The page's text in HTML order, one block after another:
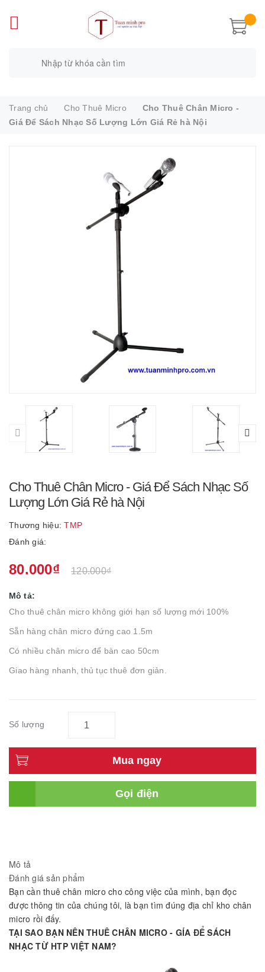
Trang chủ Cho Thuê Micro
Cho Thuê Chân Micro -
Giá Để Sách Nhạc Số Lượng Lớn Giá Rẻ hà Nội
Cho Thuê Chân Micro - Giá Để Sách Nhạc Số
Lượng Lớn Giá Rẻ hà Nội
Thương hiệu: TMP
Đánh giá:
80.000₫ 120.000₫
Mô tả:
Cho thuê chân micro không giới hạn số lượng mới 100%
Sẵn hàng chân micro đứng cao 1.5m
Có nhiều chân micro để bàn cao 50cm
Giao hàng nhanh, thủ tục thuê đơn giản.
Số lượng
Mua ngay
Gọi điện
Mô tả
Đánh giá sản phẩm
Bạn cần thuê chân micro cho công việc của mình, bạn đọc
được thông tin của chúng tôi, là bạn tìm đúng địa chỉ kho chân
micro rồi đấy.
TẠI SAO BẠN NÊN THUÊ CHÂN MICRO - GÍA ĐỂ SÁCH
NHẠC TỪ HTP VIỆT NAM?